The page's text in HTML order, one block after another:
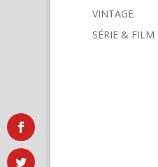
VINTAGE
SÉRIE & FILM